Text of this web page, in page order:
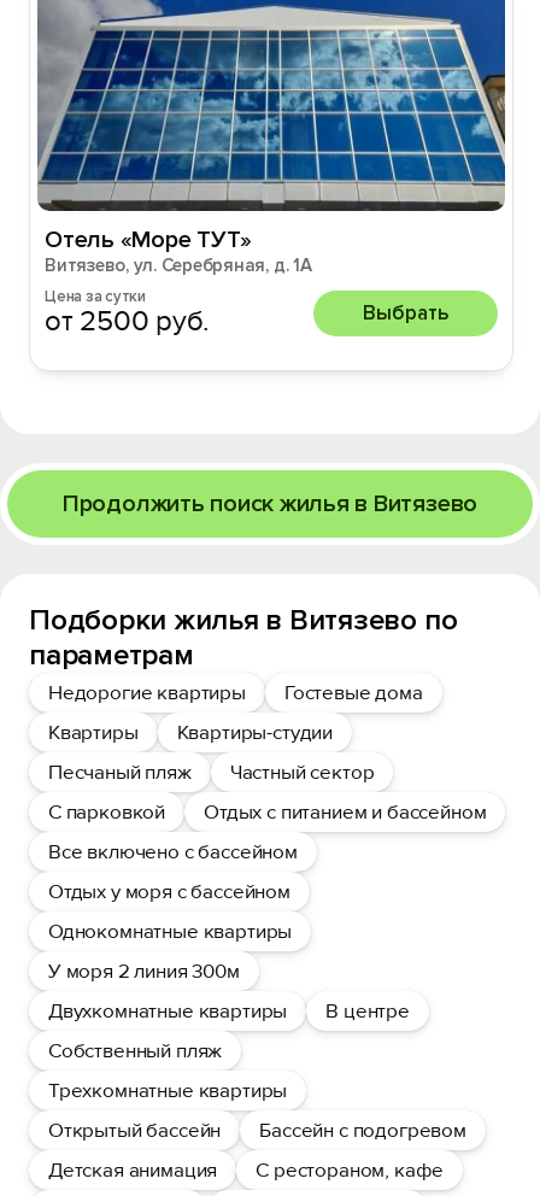
Отель «Море ТУТ»
Витязево, ул. Серебряная, д. 1А
Цена за сутки
от 2500 руб. Выбрать
Продолжить поиск жилья в Витязево
Подборки жилья в Витязево по
параметрам
Недорогие квартиры
Гостевые дома
Квартиры
Квартиры-студии
Песчаный пляж
Частный сектор
С парковкой
Отдых с питанием и бассейном
Все включено с бассейном
Отдых у моря с бассейном
Однокомнатные квартиры
У моря 2 линия 300м
Двухкомнатные квартиры
В центре
Собственный пляж
Трехкомнатные квартиры
Открытый бассейн
Бассейн с подогревом
Детская анимация
С рестораном, кафе